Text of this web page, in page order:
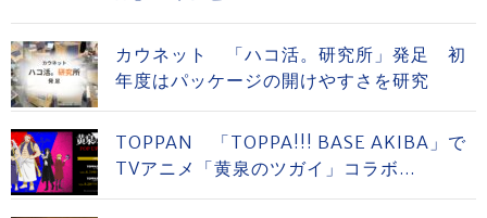
カウネット 「ハコ活。研究所」発足 初
年度はパッケージの開けやすさを研究
TOPPAN 「TOPPA!!! BASE AKIBA」で
TVアニメ「黄泉のツガイ」コラボ...